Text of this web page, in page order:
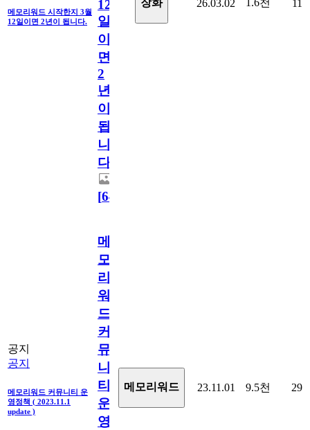
메모리워드 시작한지 3월
12일이면 2년이 됩니다.
12
일
이
면
2
년
이
됩
니
다.
[64
장화 26.03.02 11
공지
공지
메모리워드 커뮤니티 운
영정책 ( 2023.11.1
update )
메
모
리
워
드
커
뮤
니
티
운
영
메모리워드 23.11.01 9.5천 29